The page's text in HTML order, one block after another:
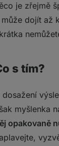
je zřejmě
dojít až
s tím?
dosažení
myšlenka
opakovaně